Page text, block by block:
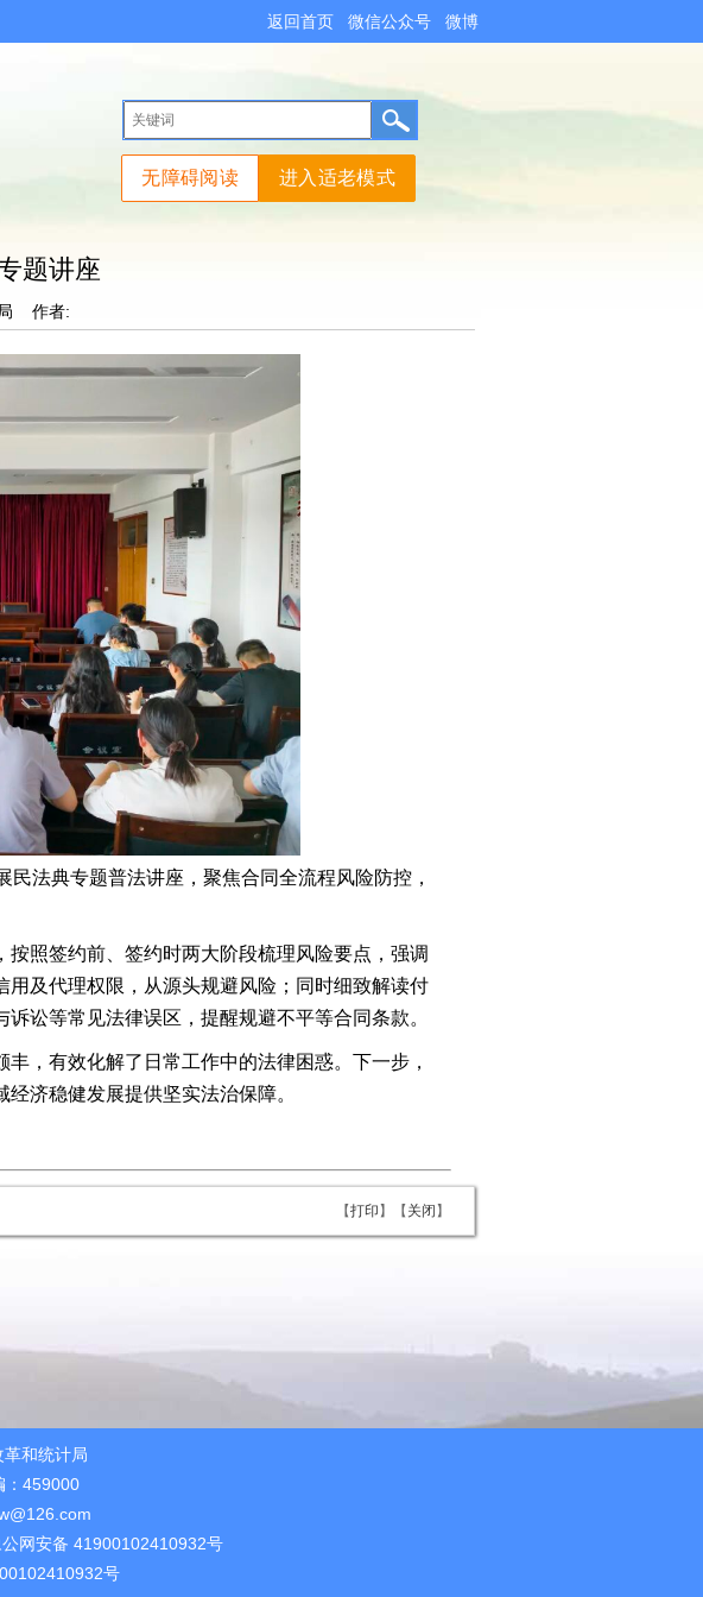
返回首页 微信公众号 微博
题讲座
作者:
法典专题普法讲座，聚焦合同全流程风险防控，
照签约前、签约时两大阶段梳理风险要点，强调
及代理权限，从源头规避风险；同时细致解读付
讼等常见法律误区，提醒规避不平等合同条款。
，有效化解了日常工作中的法律困惑。下一步，
济稳健发展提供坚实法治保障。
【打印 】【 关闭 】
和统计局
：459000
网安备 41900102410932号
号
进入适老模式
无障碍阅读